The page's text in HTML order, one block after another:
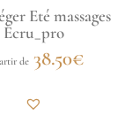
Eté massages
Écru_pro
de 38.50€